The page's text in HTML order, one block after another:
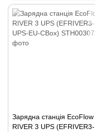
Зарядна станція EcoFlow
RIVER 3 UPS (EFRIVER3-